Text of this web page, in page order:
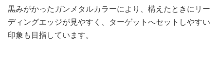
黒みがかったガンメタルカラーにより、構えたときにリー
ディングエッジが見やすく、ターゲットへセットしやすい
印象も目指しています。